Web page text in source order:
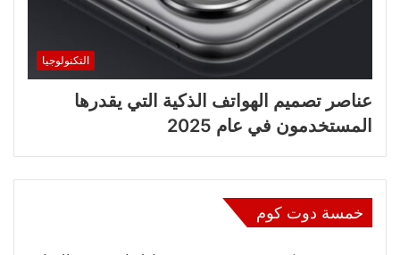
التكنولوجيا
عناصر تصميم الهواتف الذكية التي يقدرها
المستخدمون في عام 2025
خمسة دوت كوم